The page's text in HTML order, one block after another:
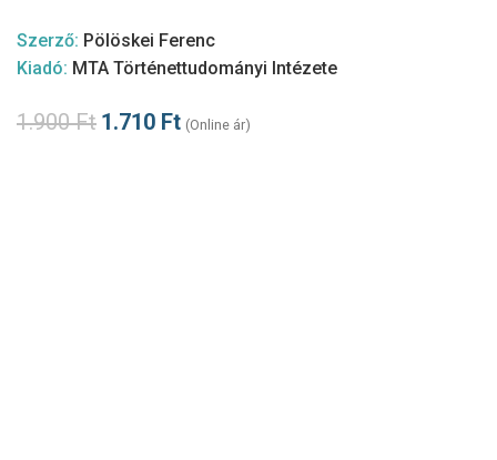
Szerző: Pölöskei Ferenc
Kiadó: MTA Történettudományi Intézete
1.900Ft 1.710 Ft (Online ár)